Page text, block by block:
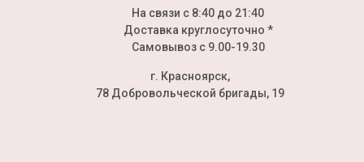
На связи с 8:40 до 21:40
Доставка круглосуточно *
Самовывоз с 9.00-19.30
г. Красноярск,
78 Добровольческой бригады, 19